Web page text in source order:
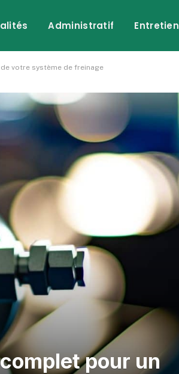
Administratif Entretien
votre système de freinage
pour un